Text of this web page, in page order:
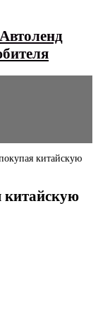
Автоленд
китайскую
китайскую